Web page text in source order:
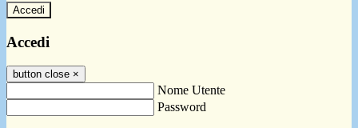
Accedi
Accedi
button close ×
Nome Utente
Password